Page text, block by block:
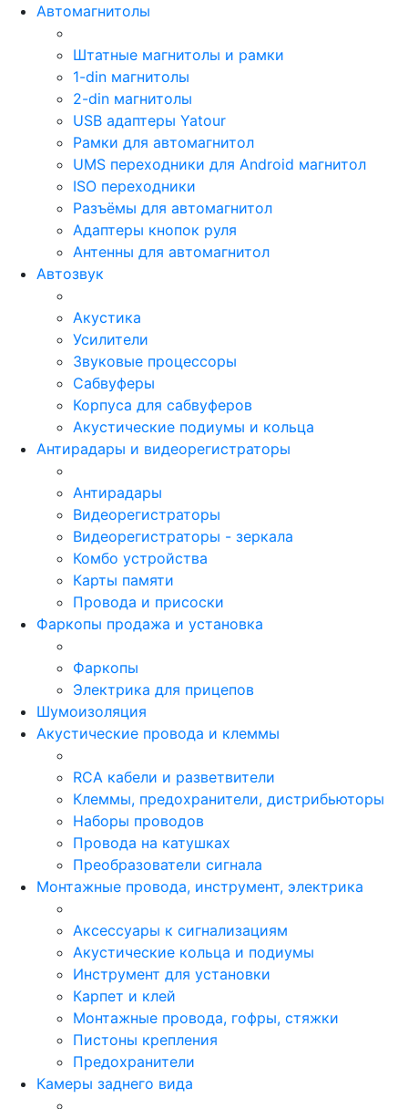
Автомагнитолы
Штатные магнитолы и рамки
1-din магнитолы
2-din магнитолы
USB адаптеры Yatour
Рамки для автомагнитол
UMS переходники для Android магнитол
ISO переходники
Разъёмы для автомагнитол
Адаптеры кнопок руля
Антенны для автомагнитол
Автозвук
Акустика
Усилители
Звуковые процессоры
Сабвуферы
Корпуса для сабвуферов
Акустические подиумы и кольца
Антирадары и видеорегистраторы
Антирадары
Видеорегистраторы
Видеорегистраторы - зеркала
Комбо устройства
Карты памяти
Провода и присоски
Фаркопы продажа и установка
Фаркопы
Электрика для прицепов
Шумоизоляция
Акустические провода и клеммы
RCA кабели и разветвители
Клеммы, предохранители, дистрибьюторы
Наборы проводов
Провода на катушках
Преобразователи сигнала
Монтажные провода, инструмент, электрика
Аксессуары к сигнализациям
Акустические кольца и подиумы
Инструмент для установки
Карпет и клей
Монтажные провода, гофры, стяжки
Пистоны крепления
Предохранители
Камеры заднего вида